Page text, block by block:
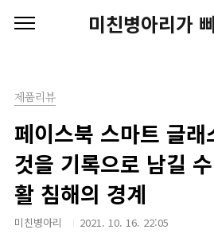
미친병아리가
제품리뷰
페이스북 스마트 글
것을 기록으로 남길
활 침해의 경계
미친병아리 2021. 10. 16. 22:05